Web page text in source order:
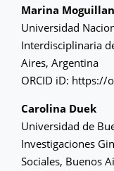
Marina
Universidad
Interdisciplinaria
Aires, Argentina
ORCID iD:
Carolina Duek
Universidad de
Investigaciones
Sociales, Buenos